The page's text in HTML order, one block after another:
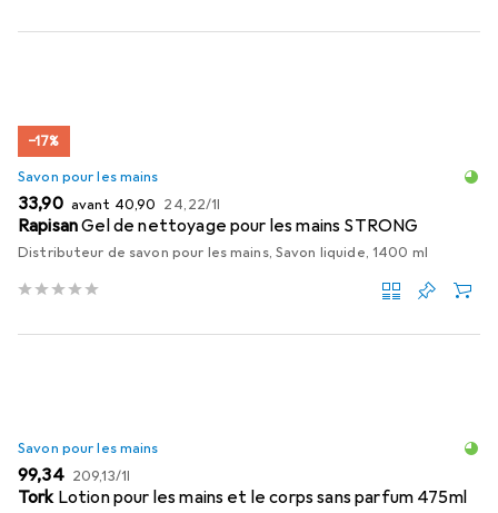
−17%
Savon pour les mains
EUR
33,90 avant EUR
40,90 EUR
24,22/1l
RapisanGel de nettoyage pour les mains STRONG
Distributeur de savon pour les mains, Savon liquide, 1400 ml
Savon pour les mains
EUR
99,34 EUR
209,13/1l
Tork Lotion pour les mains et le corps sans parfum 475ml